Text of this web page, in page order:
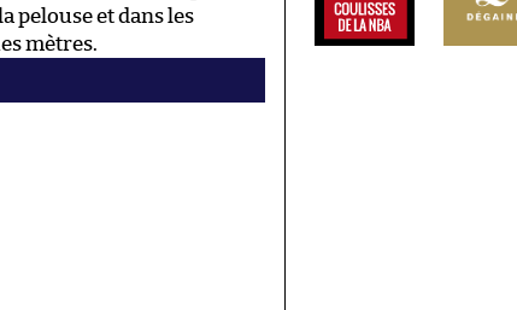
pelouse et dans les
mètres.